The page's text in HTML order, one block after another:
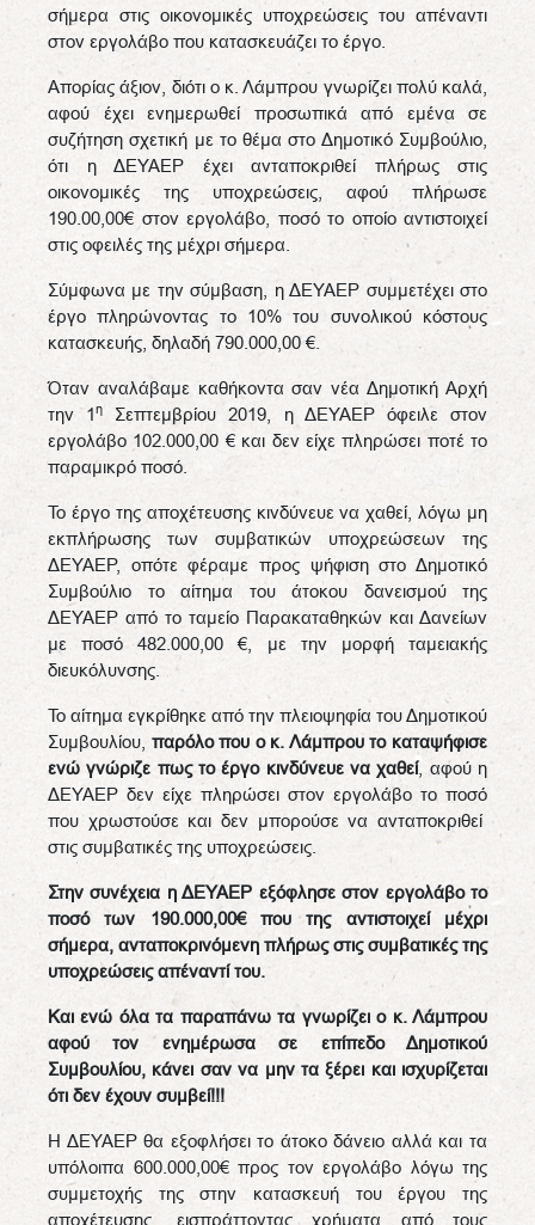
σήμερα στις οικονομικές υποχρεώσεις του απέναντι
στον εργολάβο που κατασκευάζει το έργο.
Απορίας άξιον, διότι ο κ. Λάμπρου γνωρίζει πολύ καλά,
αφού έχει ενημερωθεί προσωπικά από εμένα σε
συζήτηση σχετική με το θέμα στο Δημοτικό Συμβούλιο,
ότι η ΔΕΥΑΕΡ έχει ανταποκριθεί πλήρως στις
οικονομικές της υποχρεώσεις, αφού πλήρωσε
190.00,00€ στον εργολάβο, ποσό το οποίο αντιστοιχεί
στις οφειλές της μέχρι σήμερα.
Σύμφωνα με την σύμβαση, η ΔΕΥΑΕΡ συμμετέχει στο
έργο πληρώνοντας το 10% του συνολικού κόστους
κατασκευής, δηλαδή 790.000,00 €.
Όταν αναλάβαμε καθήκοντα σαν νέα Δημοτική Αρχή
την 1η
Σεπτεμβρίου 2019, η ΔΕΥΑΕΡ όφειλε στον
εργολάβο 102.000,00 € και δεν είχε πληρώσει ποτέ το
παραμικρό ποσό.
Το έργο της αποχέτευσης κινδύνευε να χαθεί, λόγω μη
εκπλήρωσης των συμβατικών υποχρεώσεων της
ΔΕΥΑΕΡ, οπότε φέραμε προς ψήφιση στο Δημοτικό
Συμβούλιο το αίτημα του άτοκου δανεισμού της
ΔΕΥΑΕΡ από το ταμείο Παρακαταθηκών και Δανείων
με ποσό 482.000,00 €, με την μορφή ταμειακής
διευκόλυνσης.
Το αίτημα εγκρίθηκε από την πλειοψηφία του Δημοτικού
Συμβουλίου, παρόλο που ο κ. Λάμπρου το καταψήφισε
ενώ γνώριζε πως το έργο κινδύνευε να χαθεί, αφού η
ΔΕΥΑΕΡ δεν είχε πληρώσει στον εργολάβο το ποσό
που χρωστούσε και δεν μπορούσε να ανταποκριθεί
στις συμβατικές της υποχρεώσεις.
Στην συνέχεια η ΔΕΥΑΕΡ εξόφλησε στον εργολάβο το
ποσό των 190.000,00€ που της αντιστοιχεί μέχρι
σήμερα, ανταποκρινόμενη πλήρως στις συμβατικές της
υποχρεώσεις απέναντί του.
Και ενώ όλα τα παραπάνω τα γνωρίζει ο κ. Λάμπρου
αφού τον ενημέρωσα σε επίπεδο Δημοτικού
Συμβουλίου, κάνει σαν να μην τα ξέρει και ισχυρίζεται
ότι δεν έχουν συμβεί!!!
Η ΔΕΥΑΕΡ θα εξοφλήσει το άτοκο δάνειο αλλά και τα
υπόλοιπα 600.000,00€ προς τον εργολάβο λόγω της
συμμετοχής της στην κατασκευή του έργου της
αποχέτευσης, εισπράττοντας χρήματα από τους